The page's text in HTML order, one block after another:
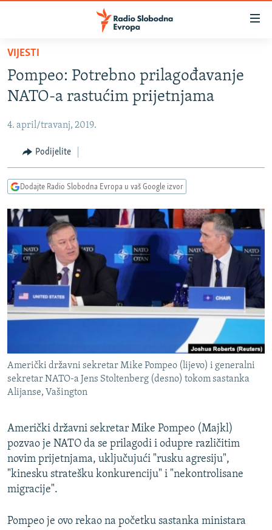
Pređite
glavni
sadržaj
na
navigaciju
Pređite
na
BOSNA I HERCEGOVINA
KOSOVO
CRNA GORA
VIDEO
FOTOGALERIJE
INFOGRAFIKE
PODCASTI
RAT U UKRAJINI
KINA NA BALKANU
RSE PRIČE IZ SVIJETA
ISPRIČAJ MI
DNEVNO@RSE
POPLAVE I KLIZIŠTA U BIH 2024.
POST SCRIPTUM
MOJA EVROPA
NASTANAK I RASPAD JUGOSLAVIJE
PRATITE NAS
VIJESTI
Pompeo: Potrebno prilagođavanje
NATO-a rastućim prijetnjama
4. april/travanj, 2019.
Podijelite
Dodajte Radio Slobodna Evropa u vaš Google izvor
Američki državni sekretar Mike Pompeo (lijevo) i generalni
sekretar NATO-a Jens Stoltenberg (desno) tokom sastanka
Alijanse, Vašington
Američki državni sekretar Mike Pompeo (Majkl)
pozvao je NATO da se prilagodi i odupre različitim
novim prijetnjama, uključujući "rusku agresiju",
"kinesku stratešku konkurenciju" i "nekontrolisane
migracije".
Pompeo je ovo rekao na početku sastanka ministara